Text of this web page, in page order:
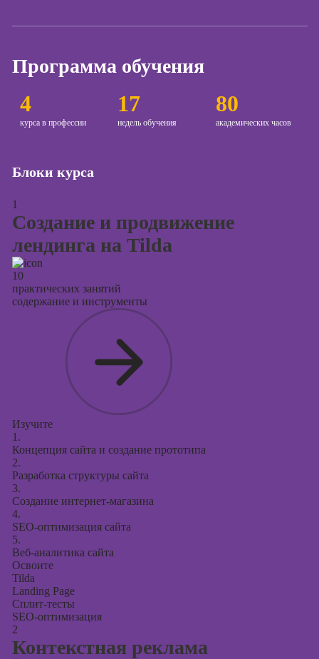
Онлайн-курсы
Онлайн-курсы
таргетированной
рекламы
Онлайн-курсы
создания
4
курса в профессии
17
недель обучения
80
академических часов
Программа обучения
Блоки курса
1
Создание и продвижение
лендинга на Tilda
10
практических занятий
содержание и инструменты
Изучите
1.
Концепция сайта и создание прототипа
2.
Разработка структуры сайта
3.
Создание интернет-магазина
4.
SEO-оптимизация сайта
5.
Веб-аналитика сайта
Освоите
Tilda
Landing Page
Сплит-тесты
SEO-оптимизация
2
Контекстная реклама